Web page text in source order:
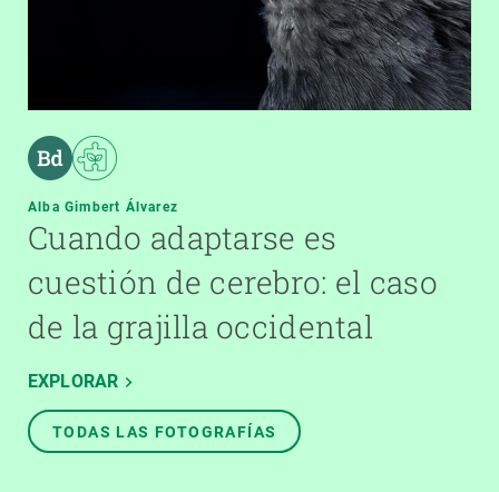
Alba Gimbert Álvarez
Cuando adaptarse es
cuestión de cerebro: el caso
de la grajilla occidental
EXPLORAR
TODAS LAS FOTOGRAFÍAS